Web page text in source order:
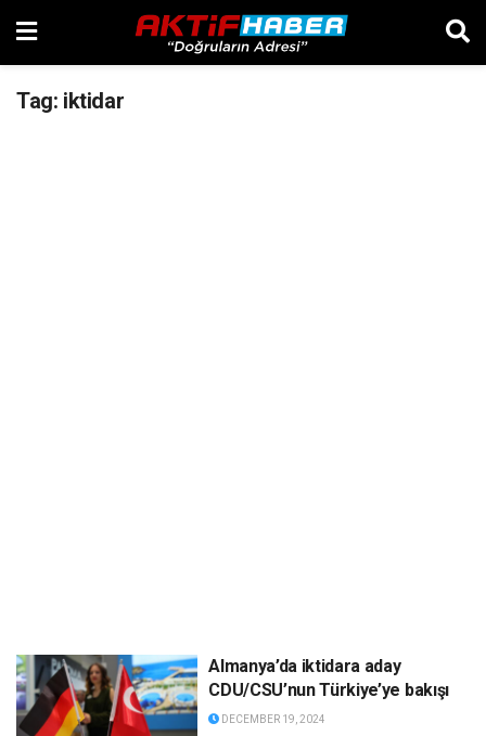
Tag: iktidar
Almanya’da iktidara aday
CDU/CSU’nun Türkiye’ye bakışı
DECEMBER 19, 2024